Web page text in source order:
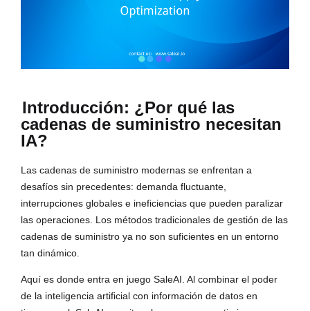
Introducción: ¿Por qué las
cadenas de suministro necesitan
IA?
Las cadenas de suministro modernas se enfrentan a
desafíos sin precedentes: demanda fluctuante,
interrupciones globales e ineficiencias que pueden paralizar
las operaciones. Los métodos tradicionales de gestión de las
cadenas de suministro ya no son suficientes en un entorno
tan dinámico.
Aquí es donde entra en juego SaleAI. Al combinar el poder
de la inteligencia artificial con información de datos en